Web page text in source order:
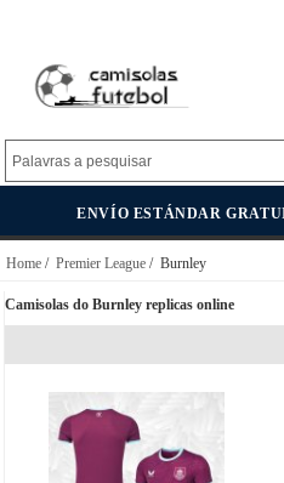
ENVÍO ESTÁNDAR
Home / Premier League / Burnley
Camisolas do Burnley replicas online